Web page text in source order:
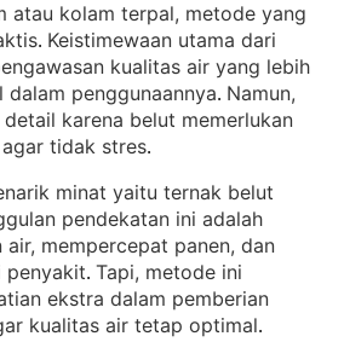
atau kolam terpal, metode yang
. Keistimewaan utama dari
kualitas air yang lebih
penggunaannya. Namun,
karena belut memerlukan
tidak stres.
minat yaitu ternak belut
pendekatan ini adalah
air, mempercepat panen, dan
penyakit. Tapi, metode ini
ekstra dalam pemberian
kualitas air tetap optimal.